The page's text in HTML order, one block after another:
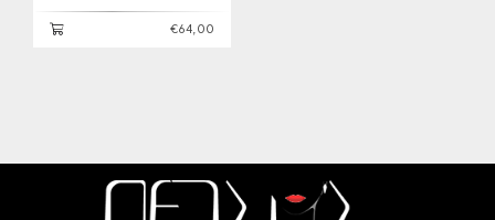
€64,00